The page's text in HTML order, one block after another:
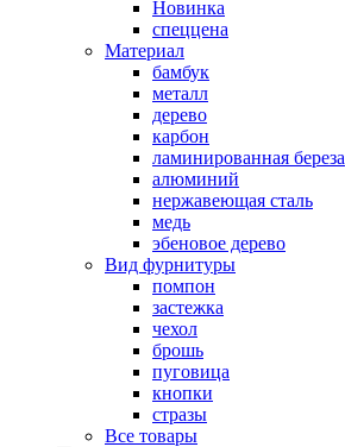
Новинка
спеццена
Материал
бамбук
металл
дерево
карбон
ламинированная береза
алюминий
нержавеющая сталь
медь
эбеновое дерево
Вид фурнитуры
помпон
застежка
чехол
брошь
пуговица
кнопки
стразы
Все товары